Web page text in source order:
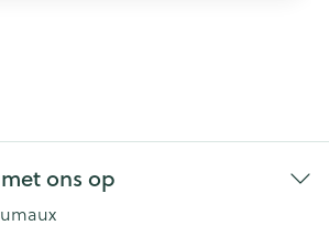
ons op